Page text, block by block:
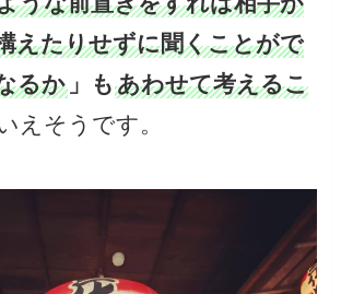
えたりせずに聞くことがで
るか 」もあわせて考えるこ
えそうです。